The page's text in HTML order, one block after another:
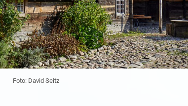
Foto: David Seitz